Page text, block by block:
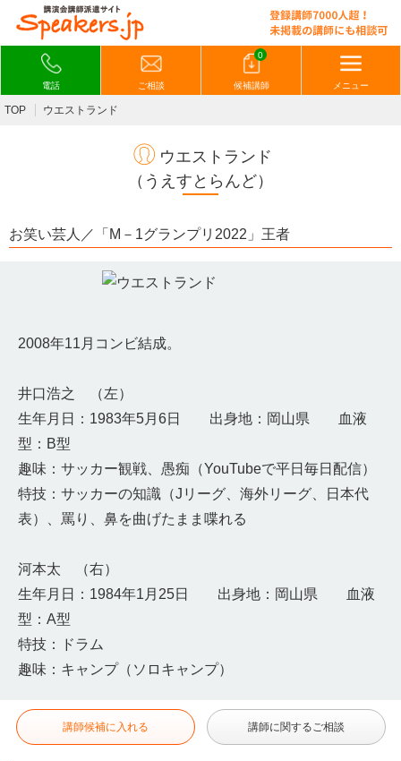
電話 ご相談
0
候補講師 メニュー
TOP ウエストランド
ウエストランド
（うえすとらんど）
お笑い芸人／「M－1グランプリ2022」王者
2008年11月コンビ結成。
井口浩之 （左）
生年月日：1983年5月6日 出身地：岡山県 血液
型：B型
趣味：サッカー観戦、愚痴（YouTubeで平日毎日配信）
特技：サッカーの知識（Jリーグ、海外リーグ、日本代
表）、罵り、鼻を曲げたまま喋れる
河本太 （右）
生年月日：1984年1月25日 出身地：岡山県 血液
型：A型
特技：ドラム
趣味：キャンプ（ソロキャンプ）
講師候補に入れる 講師に関するご相談